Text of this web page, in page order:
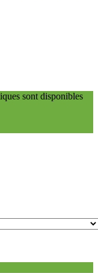
sont disponibles